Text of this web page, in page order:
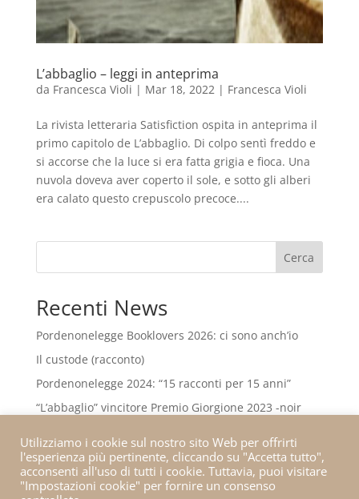
L’abbaglio – leggi in anteprima
da Francesca Violi | Mar 18, 2022| Francesca Violi
La rivista letteraria Satisfiction ospita in anteprima il
primo capitolo de L’abbaglio. Di colpo sentì freddo e
si accorse che la luce si era fatta grigia e fioca. Una
nuvola doveva aver coperto il sole, e sotto gli alberi
era calato questo crepuscolo precoce....
Cerca
Recenti News
Pordenonelegge Booklovers 2026: ci sono anch’io
Il custode (racconto)
Pordenonelegge 2024: “15 racconti per 15 anni”
“L’abbaglio” vincitore Premio Giorgione 2023 -noir
Utilizziamo i cookie sul nostro sito Web per offrirti
l'esperienza più pertinente, cliccando su "Accetta tutto",
acconsenti all'uso di tutti i cookie. Tuttavia, puoi visitare
"Impostazioni cookie" per fornire un consenso